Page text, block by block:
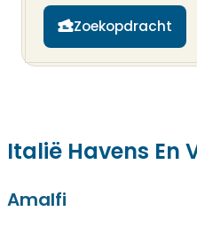
Zoekopdracht
Italië Havens En
Amalfi